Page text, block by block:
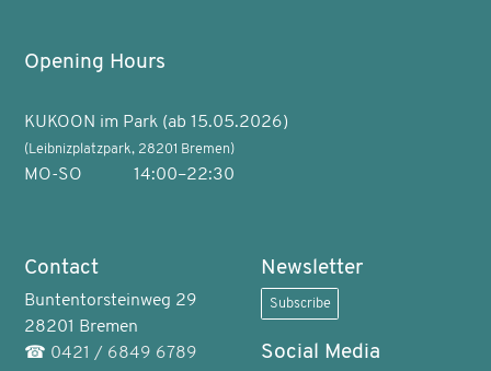
Opening Hours
KUKOON im Park (ab 15.05.2026)
(Leibnizplatzpark, 28201 Bremen)
MO-SO 14:00–22:30
Contact
Buntentorsteinweg 29
28201 Bremen
☎ 0421 / 6849 6789
Newsletter
Subscribe
Social Media